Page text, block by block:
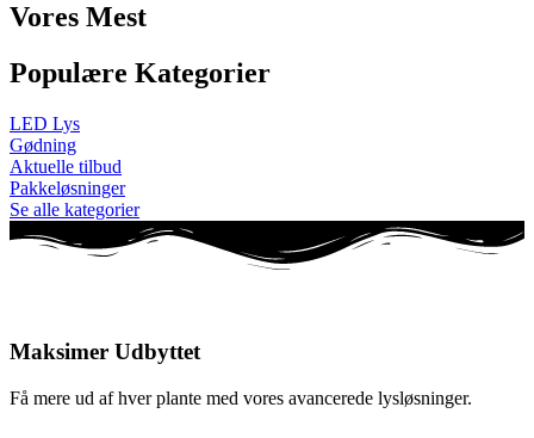
Vores Mest
Populære Kategorier
LED Lys
Gødning
Aktuelle tilbud
Pakkeløsninger
Se alle kategorier
Maksimer Udbyttet
Få mere ud af hver plante med vores avancerede lysløsninger.